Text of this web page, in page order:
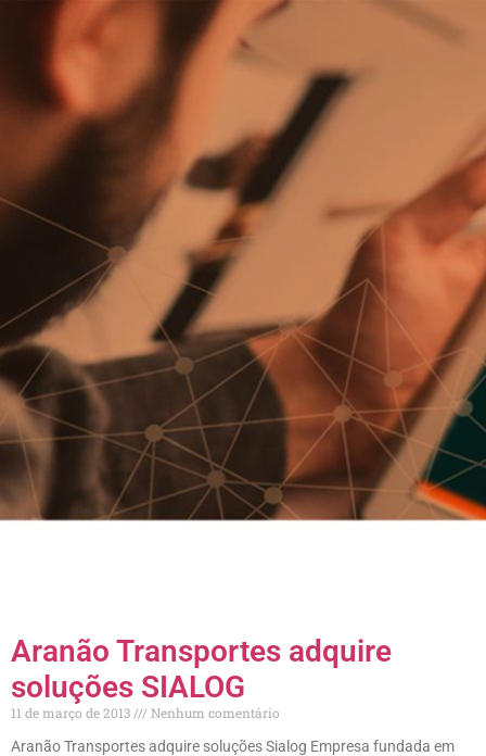
Aranão Transportes adquire
soluções SIALOG
11 de março de 2013
Nenhum comentário
Aranão Transportes adquire soluções Sialog Empresa fundada em